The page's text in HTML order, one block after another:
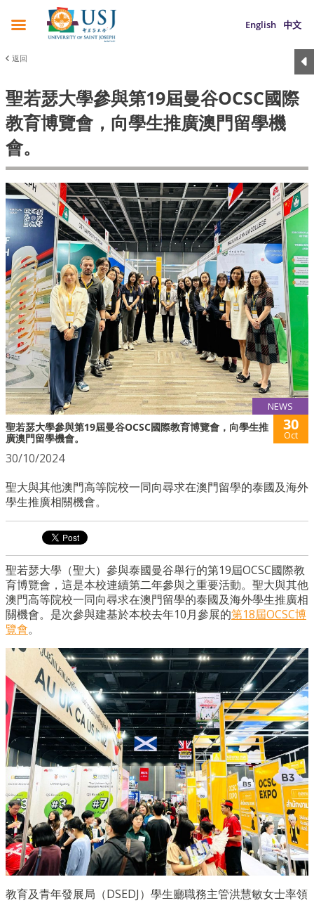
English 中文
返回
聖若瑟大學參與第19屆曼谷OCSC國際
教育博覽會，向學生推廣澳門留學機
會。
NEWS
聖若瑟大學參與第19屆曼谷OCSC國際教育博覽會，向學生推
廣澳門留學機會。
30
Oct
30/10/2024
聖大與其他澳門高等院校一同向尋求在澳門留學的泰國及海外
學生推廣相關機會。
聖若瑟大學（聖大）參與泰國曼谷舉行的第19屆OCSC國際教
育博覽會，這是本校連續第二年參與之重要活動。聖大與其他
澳門高等院校一同向尋求在澳門留學的泰國及海外學生推廣相
關機會。是次參與建基於本校去年10月參展的第18屆OCSC博
覽會。
教育及青年發展局（DSEDJ）學生廳職務主管洪慧敏女士率領